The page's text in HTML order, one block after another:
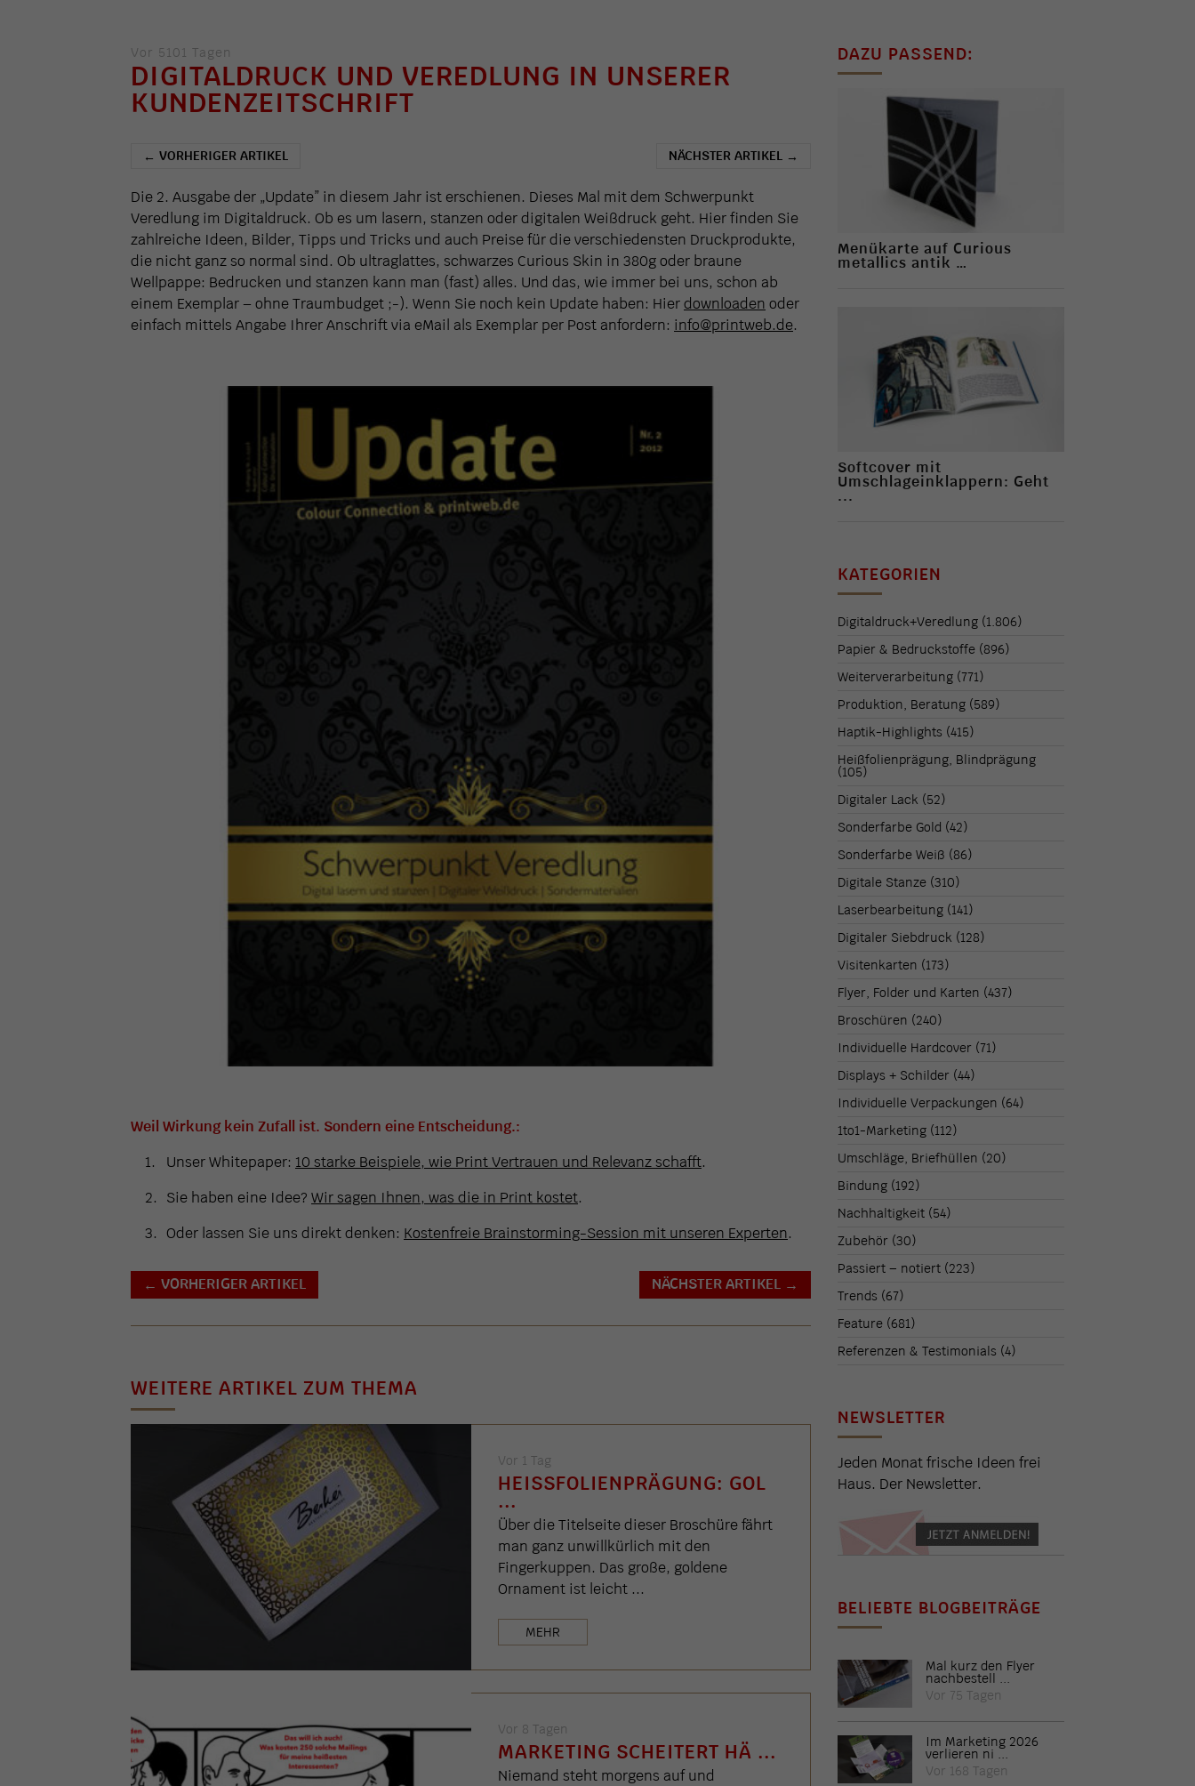
Vor 5101 Tagen
DIGITALDRUCK UND VEREDLUNG IN UNSERER
KUNDENZEITSCHRIFT
← VORHERIGER ARTIKEL NÄCHSTER ARTIKEL →
Die 2. Ausgabe der „Update” in diesem Jahr ist erschienen. Dieses Mal mit dem Schwerpunkt
Veredlung im Digitaldruck. Ob es um lasern, stanzen oder digitalen Weißdruck geht. Hier finden Sie
zahlreiche Ideen, Bilder, Tipps und Tricks und auch Preise für die verschiedensten Druckprodukte,
die nicht ganz so normal sind. Ob ultraglattes, schwarzes Curious Skin in 380g oder braune
Wellpappe: Bedrucken und stanzen kann man (fast) alles. Und das, wie immer bei uns, schon ab
einem Exemplar – ohne Traumbudget ;-). Wenn Sie noch kein Update haben: Hierdownloaden oder
einfach mittels Angabe Ihrer Anschrift via eMail als Exemplar per Post anfordern: info@printweb.de.
Weil Wirkung kein Zufall ist. Sondern eine Entscheidung.:
Unser Whitepaper: 10 starke Beispiele, wie Print Vertrauen und Relevanz schafft.
Sie haben eine Idee? Wir sagen Ihnen, was die in Print kostet.
Oder lassen Sie uns direkt denken: Kostenfreie Brainstorming-Session mit unseren Experten.
← VORHERIGER ARTIKEL NÄCHSTER ARTIKEL →
WEITERE ARTIKEL ZUM THEMA
Vor 1 Tag
HEISSFOLIENPRÄGUNG: GOL .
..
Über die Titelseite dieser Broschüre fährt
man ganz unwillkürlich mit den
Fingerkuppen. Das große, goldene
Ornament ist leicht ...
MEHR
Vor 8 Tagen
MARKETING SCHEITERT HÄ ...
Niemand steht morgens auf und
DAZU PASSEND:
Menükarte auf Curious
metallics antik …
Softcover mit
Umschlageinklappern: Geht
...
KATEGORIEN
Digitaldruck+Veredlung (1.806)
Papier & Bedruckstoffe (896)
Weiterverarbeitung (771)
Produktion, Beratung (589)
Haptik-Highlights (415)
Heißfolienprägung, Blindprägung
(105)
Digitaler Lack (52)
Sonderfarbe Gold (42)
Sonderfarbe Weiß (86)
Digitale Stanze (310)
Laserbearbeitung (141)
Digitaler Siebdruck (128)
Visitenkarten (173)
Flyer, Folder und Karten (437)
Broschüren (240)
Individuelle Hardcover (71)
Displays + Schilder (44)
Individuelle Verpackungen (64)
1to1-Marketing (112)
Umschläge, Briefhüllen (20)
Bindung (192)
Nachhaltigkeit (54)
Zubehör (30)
Passiert – notiert (223)
Trends (67)
Feature (681)
Referenzen & Testimonials (4)
NEWSLETTER
Jeden Monat frische Ideen frei
Haus. Der Newsletter.
BELIEBTE BLOGBEITRÄGE
Mal kurz den Flyer
nachbestell ...
Vor 75 Tagen
Im Marketing 2026
verlieren ni ...
Vor 168 Tagen